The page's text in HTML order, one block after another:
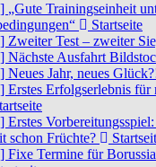
„Gute Trainingseinheit
Startseite
Zweiter Test – zweiter
Nächste Ausfahrt
Neues Jahr, neues
Erstes Erfolgserlebnis für
Erstes
schon Früchte?
Fixe Termine für